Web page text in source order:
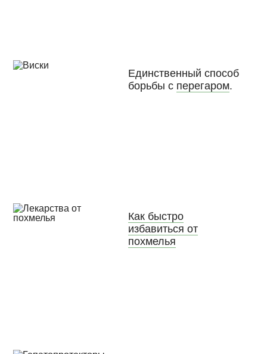
Единственный способ
борьбы с перегаром.
Как быстро
избавиться от
похмелья